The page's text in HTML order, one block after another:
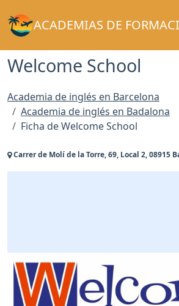
ACADEMIAS DE
Welcome School
Academia de inglés en Barcelona
Academia de inglés en Badalona
Ficha de Welcome School
Carrer de Molí de la Torre, 69, Local 2, 08915